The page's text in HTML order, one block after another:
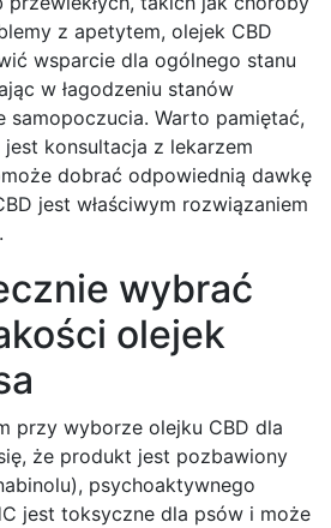
z apetytem, olejek CBD
wsparcie dla ogólnego stanu
w łagodzeniu stanów
samopoczucia. Warto pamiętać,
konsultacja z lekarzem
dobrać odpowiednią dawkę
jest właściwym rozwiązaniem
wybrać
olejek
przy wyborze olejku CBD dla
że produkt jest pozbawiony
psychoaktywnego
jest toksyczne dla psów i może